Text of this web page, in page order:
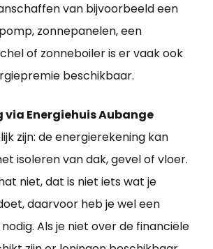
van bijvoorbeeld een
zonnepanelen, een
of zonneboiler is er vaak ook
beschikbaar.
via Energiehuis Aubange
zijn: de energierekening kan
isoleren van dak, gevel of vloer.
niet, dat is niet iets wat je
daarvoor heb je wel een
Als je niet over de financiële